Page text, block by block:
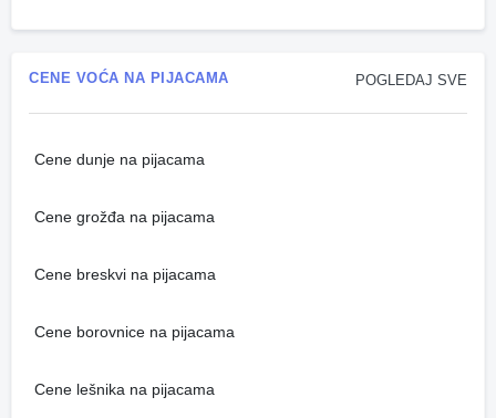
POGLEDAJ SVE
CENE VOĆA NA PIJACAMA
Cene dunje na pijacama
Cene grožđa na pijacama
Cene breskvi na pijacama
Cene borovnice na pijacama
Cene lešnika na pijacama